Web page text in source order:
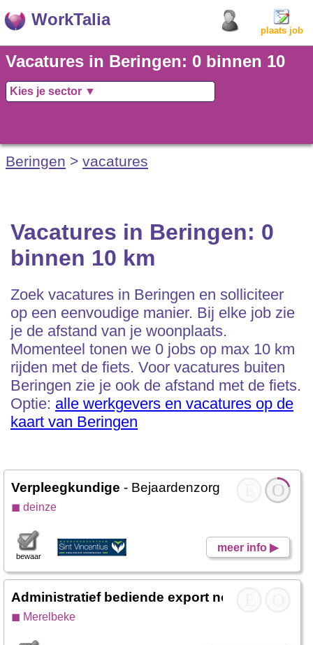
WorkTalia
plaats job
Vacatures in Beringen: 0 binnen 10
km
Beringen > vacatures
Vacatures in Beringen: 0
binnen 10 km
Zoek vacatures in Beringen en solliciteer
op een eenvoudige manier. Bij elke job zie
je de afstand van je woonplaats.
Momenteel tonen we 0 jobs op max 10 km
rijden met de fiets. Voor vacatures buiten
Beringen zie je ook de afstand met de fiets.
Optie: alle werkgevers en vacatures op de
kaart van Beringen
O
Verpleegkundige - Bejaardenzorg Zusters Sint
◼ deinze
meer info ▶
bewaar
Administratief bediende export non-EU
◼ Merelbeke